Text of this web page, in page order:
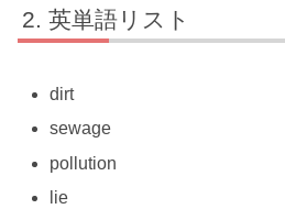
英単語リスト
dirt
sewage
pollution
lie